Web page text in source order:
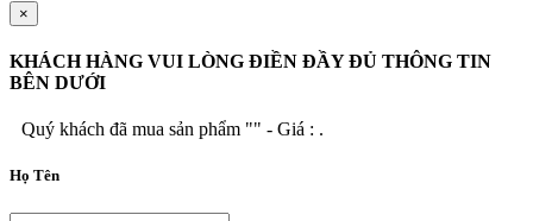
×
KHÁCH HÀNG VUI LÒNG ĐIỀN ĐẦY ĐỦ THÔNG TIN
BÊN DƯỚI
Quý khách đã mua sản phẩm "" - Giá : .
Họ Tên